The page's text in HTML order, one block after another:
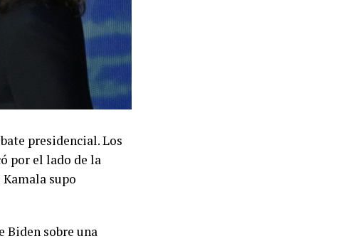
presidencial. Los
por el lado de la
supo
sobre una